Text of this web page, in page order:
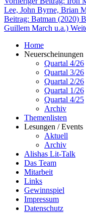
Lee, John Byrne, Brian
Beitrag: Batman (2020)
Guillem March u.a.)
Home
Neuerscheinungen
Quartal 4/26
Quartal 3/26
Quartal 2/26
Quartal 1/26
Quartal 4/25
Archiv
Themenlisten
Lesungen / Events
Aktuell
Archiv
Alishas Lit-Talk
Das Team
Mitarbeit
Links
Gewinnspiel
Impressum
Datenschutz